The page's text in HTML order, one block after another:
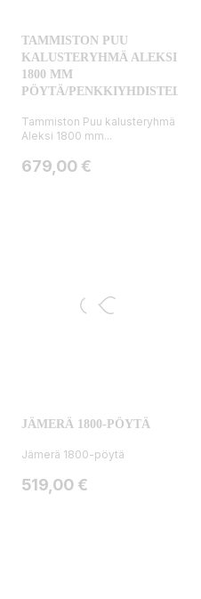
TAMMISTON PUU
KALUSTERYHMÄ ALEKSI
1800 MM
PÖYTÄ/PENKKIYHDISTELMÄ
Tammiston Puu kalusteryhmä
Aleksi 1800 mm...
Hinta
679,00 €
JÄMERÄ 1800-PÖYTÄ
Jämerä 1800-pöytä
Hinta
519,00 €